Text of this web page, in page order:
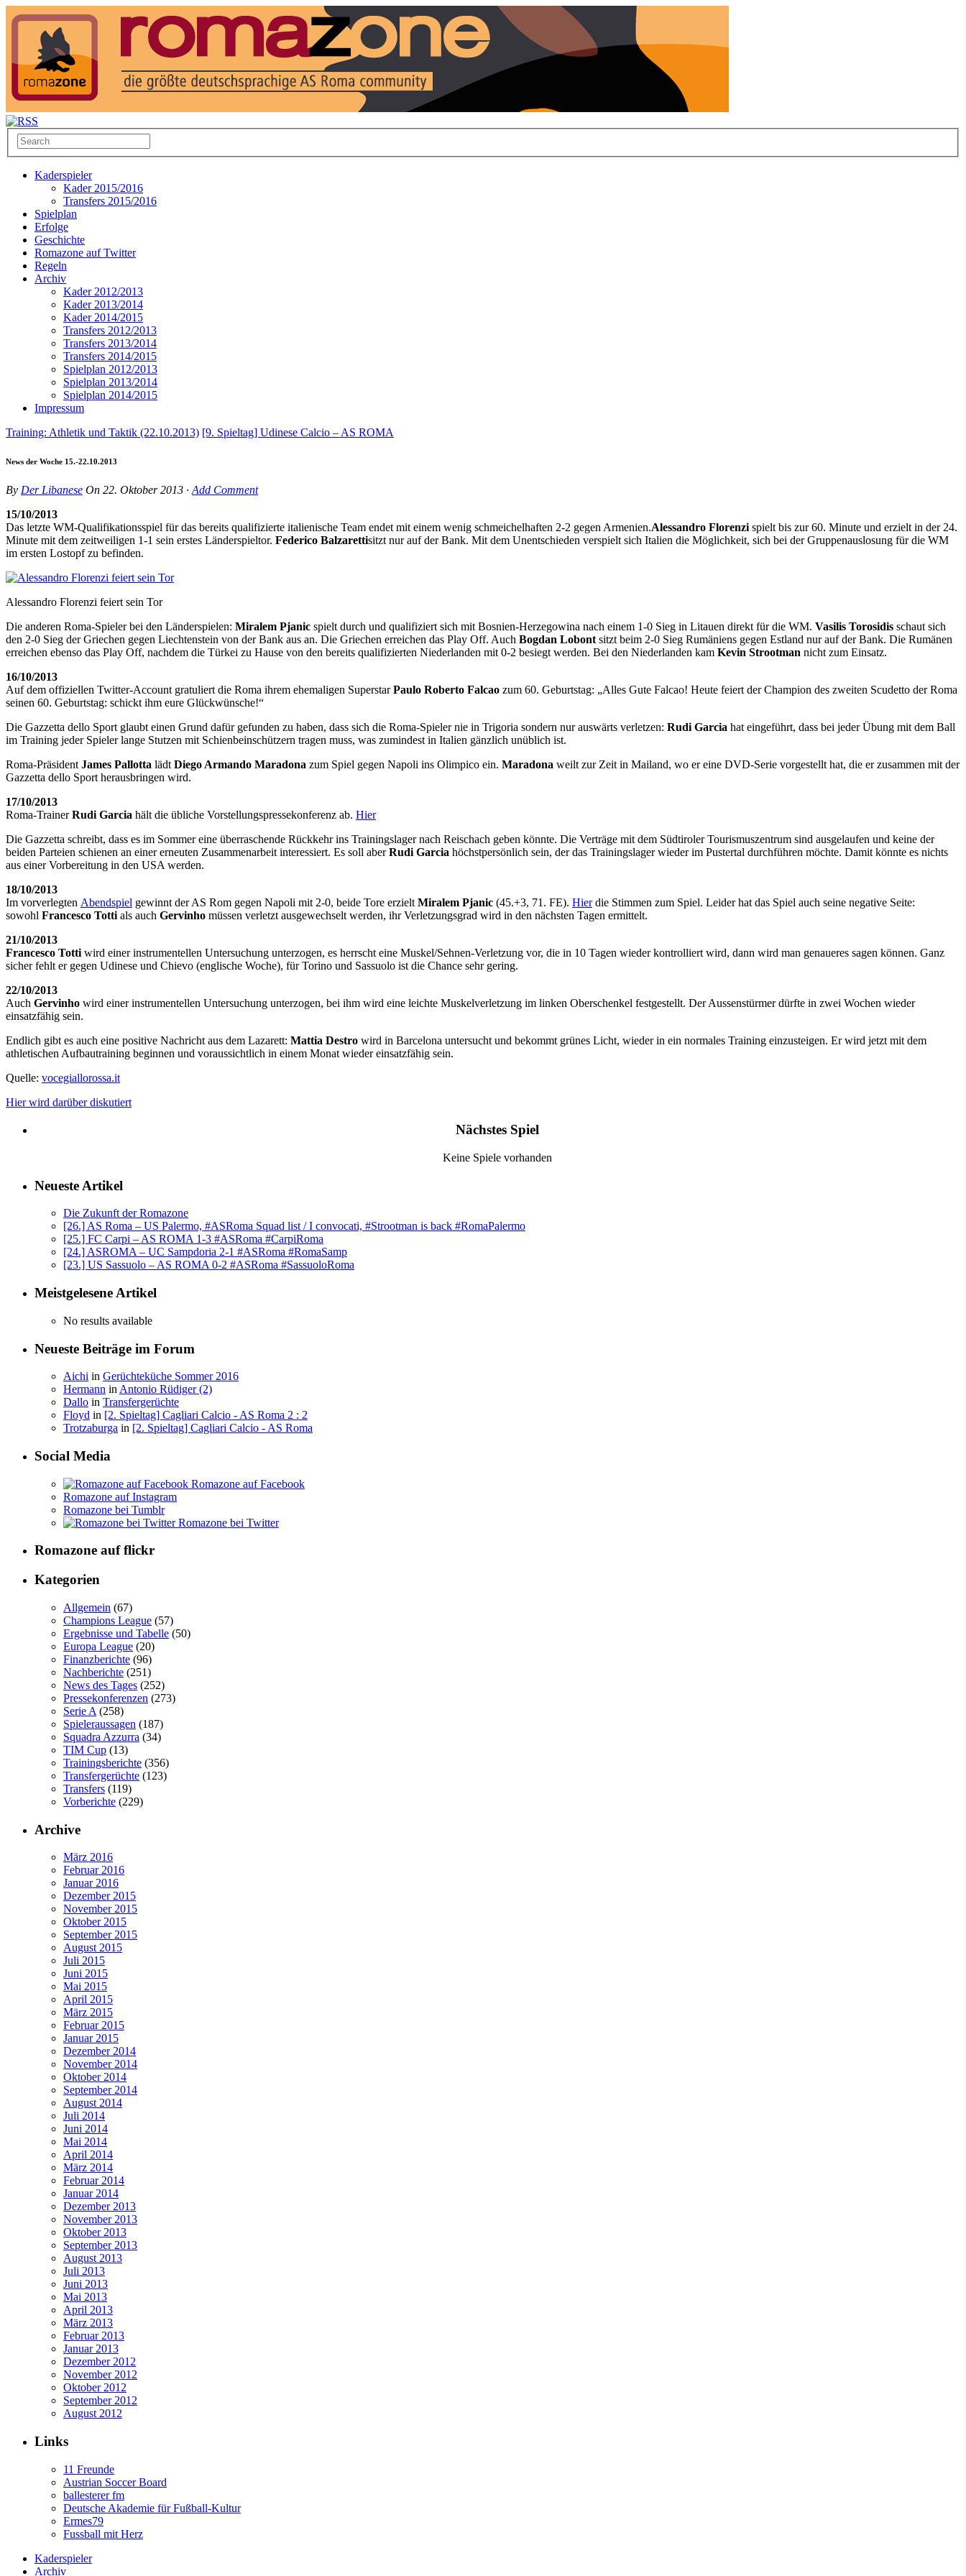
Kaderspieler
Kader 2015/2016
Transfers 2015/2016
Spielplan
Erfolge
Geschichte
Romazone auf Twitter
Regeln
Archiv
Kader 2012/2013
Kader 2013/2014
Kader 2014/2015
Transfers 2012/2013
Transfers 2013/2014
Transfers 2014/2015
Spielplan 2012/2013
Spielplan 2013/2014
Spielplan 2014/2015
Impressum
Training: Athletik und Taktik (22.10.2013) [9. Spieltag] Udinese Calcio – AS ROMA
News der Woche 15.-22.10.2013
By Der Libanese On 22. Oktober 2013 · Add Comment
15/10/2013
Das letzte WM-Qualifikationsspiel für das bereits qualifizierte italienische Team endet mit einem wenig schmeichelhaften 2-2 gegen Armenien.Alessandro Florenzi spielt bis zur 60. Minute und erzielt in der 24.
Minute mit dem zeitweiligen 1-1 sein erstes Länderspieltor. Federico Balzarettisitzt nur auf der Bank. Mit dem Unentschieden verspielt sich Italien die Möglichkeit, sich bei der Gruppenauslosung für die WM
im ersten Lostopf zu befinden.
Alessandro Florenzi feiert sein Tor
Die anderen Roma-Spieler bei den Länderspielen: Miralem Pjanic spielt durch und qualifiziert sich mit Bosnien-Herzegowina nach einem 1-0 Sieg in Litauen direkt für die WM. Vasilis Torosidis schaut sich
den 2-0 Sieg der Griechen gegen Liechtenstein von der Bank aus an. Die Griechen erreichen das Play Off. Auch Bogdan Lobont sitzt beim 2-0 Sieg Rumäniens gegen Estland nur auf der Bank. Die Rumänen
erreichen ebenso das Play Off, nachdem die Türkei zu Hause von den bereits qualifizierten Niederlanden mit 0-2 besiegt werden. Bei den Niederlanden kam Kevin Strootman nicht zum Einsatz.
16/10/2013
Auf dem offiziellen Twitter-Account gratuliert die Roma ihrem ehemaligen SuperstarPaulo Roberto Falcao zum 60. Geburtstag: „Alles Gute Falcao! Heute feiert der Champion des zweiten Scudetto der Roma
seinen 60. Geburtstag: schickt ihm eure Glückwünsche!“
Die Gazzetta dello Sport glaubt einen Grund dafür gefunden zu haben, dass sich die Roma-Spieler nie in Trigoria sondern nur auswärts verletzen: Rudi Garcia hat eingeführt, dass bei jeder Übung mit dem Ball
im Training jeder Spieler lange Stutzen mit Schienbeinschützern tragen muss, was zumindest in Italien gänzlich unüblich ist.
Roma-Präsident James Pallotta lädt Diego Armando Maradona zum Spiel gegen Napoli ins Olimpico ein. Maradona weilt zur Zeit in Mailand, wo er eine DVD-Serie vorgestellt hat, die er zusammen mit der
Gazzetta dello Sport herausbringen wird.
17/10/2013
Roma-TrainerRudi Garcia hält die übliche Vorstellungspressekonferenz ab. Hier
Die Gazzetta schreibt, dass es im Sommer eine überraschende Rückkehr ins Trainingslager nach Reischach geben könnte. Die Verträge mit dem Südtiroler Tourismuszentrum sind ausgelaufen und keine der
beiden Parteien schienen an einer erneuten Zusammenarbeit interessiert. Es soll aberRudi Garcia höchstpersönlich sein, der das Trainingslager wieder im Pustertal durchführen möchte. Damit könnte es nichts
aus einer Vorbereitung in den USA werden.
18/10/2013
Im vorverlegten Abendspiel gewinnt der AS Rom gegen Napoli mit 2-0, beide Tore erzielt Miralem Pjanic (45.+3, 71. FE). Hierdie Stimmen zum Spiel. Leider hat das Spiel auch seine negative Seite:
sowohl Francesco Totti als auch Gervinho müssen verletzt ausgewechselt werden, ihr Verletzungsgrad wird in den nächsten Tagen ermittelt.
21/10/2013
Francesco Totti wird einer instrumentellen Untersuchung unterzogen, es herrscht eine Muskel/Sehnen-Verletzung vor, die in 10 Tagen wieder kontrolliert wird, dann wird man genaueres sagen können. Ganz
sicher fehlt er gegen Udinese und Chievo (englische Woche), für Torino und Sassuolo ist die Chance sehr gering.
22/10/2013
Auch Gervinho wird einer instrumentellen Untersuchung unterzogen, bei ihm wird eine leichte Muskelverletzung im linken Oberschenkel festgestellt. Der Aussenstürmer dürfte in zwei Wochen wieder
einsatzfähig sein.
Endlich gibt es auch eine positive Nachricht aus dem Lazarett: Mattia Destro wird in Barcelona untersucht und bekommt grünes Licht, wieder in ein normales Training einzusteigen. Er wird jetzt mit dem
athletischen Aufbautraining beginnen und voraussichtlich in einem Monat wieder einsatzfähig sein.
Quelle: vocegiallorossa.it
Hier wird darüber diskutiert
Nächstes Spiel
Keine Spiele vorhanden
Neueste Artikel
Die Zukunft der Romazone
[26.] AS Roma – US Palermo, #ASRoma Squad list / I convocati, #Strootman is back #RomaPalermo
[25.] FC Carpi – AS ROMA 1-3 #ASRoma #CarpiRoma
[24.] ASROMA – UC Sampdoria 2-1 #ASRoma #RomaSamp
[23.] US Sassuolo – AS ROMA 0-2 #ASRoma #SassuoloRoma
Meistgelesene Artikel
No results available
Neueste Beiträge im Forum
Aichi in Gerüchteküche Sommer 2016
Hermann in Antonio Rüdiger (2)
Dallo in Transfergerüchte
Floyd in [2. Spieltag] Cagliari Calcio - AS Roma 2 : 2
Trotzaburga in [2. Spieltag] Cagliari Calcio - AS Roma
Social Media
Romazone auf Facebook
Romazone auf Instagram
Romazone bei Tumblr
Romazone bei Twitter
Romazone aufflickr
Kategorien
Allgemein (67)
Champions League (57)
Ergebnisse und Tabelle (50)
Europa League (20)
Finanzberichte (96)
Nachberichte (251)
News des Tages (252)
Pressekonferenzen (273)
Serie A (258)
Spieleraussagen (187)
Squadra Azzurra (34)
TIM Cup (13)
Trainingsberichte (356)
Transfergerüchte (123)
Transfers (119)
Vorberichte (229)
Archive
März 2016
Februar 2016
Januar 2016
Dezember 2015
November 2015
Oktober 2015
September 2015
August 2015
Juli 2015
Juni 2015
Mai 2015
April 2015
März 2015
Februar 2015
Januar 2015
Dezember 2014
November 2014
Oktober 2014
September 2014
August 2014
Juli 2014
Juni 2014
Mai 2014
April 2014
März 2014
Februar 2014
Januar 2014
Dezember 2013
November 2013
Oktober 2013
September 2013
August 2013
Juli 2013
Juni 2013
Mai 2013
April 2013
März 2013
Februar 2013
Januar 2013
Dezember 2012
November 2012
Oktober 2012
September 2012
August 2012
Links
11 Freunde
Austrian Soccer Board
ballesterer fm
Deutsche Akademie für Fußball-Kultur
Ermes79
Fussball mit Herz
Kaderspieler
Archiv